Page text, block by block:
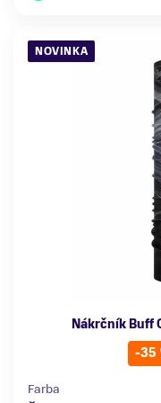
NOVINKA
Nákrčník Buff
-35
Farba